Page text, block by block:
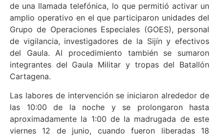
de una llamada telefónica, lo que permitió activar un
amplio operativo en el que participaron unidades del
Grupo de Operaciones Especiales (GOES), personal
de vigilancia, investigadores de la Sijín y efectivos
del Gaula. Al procedimiento también se sumaron
integrantes del Gaula Militar y tropas del Batallón
Cartagena.
Las labores de intervención se iniciaron alrededor de
las 10:00 de la noche y se prolongaron hasta
aproximadamente la 1:00 de la madrugada de este
viernes 12 de junio, cuando fueron liberadas 18